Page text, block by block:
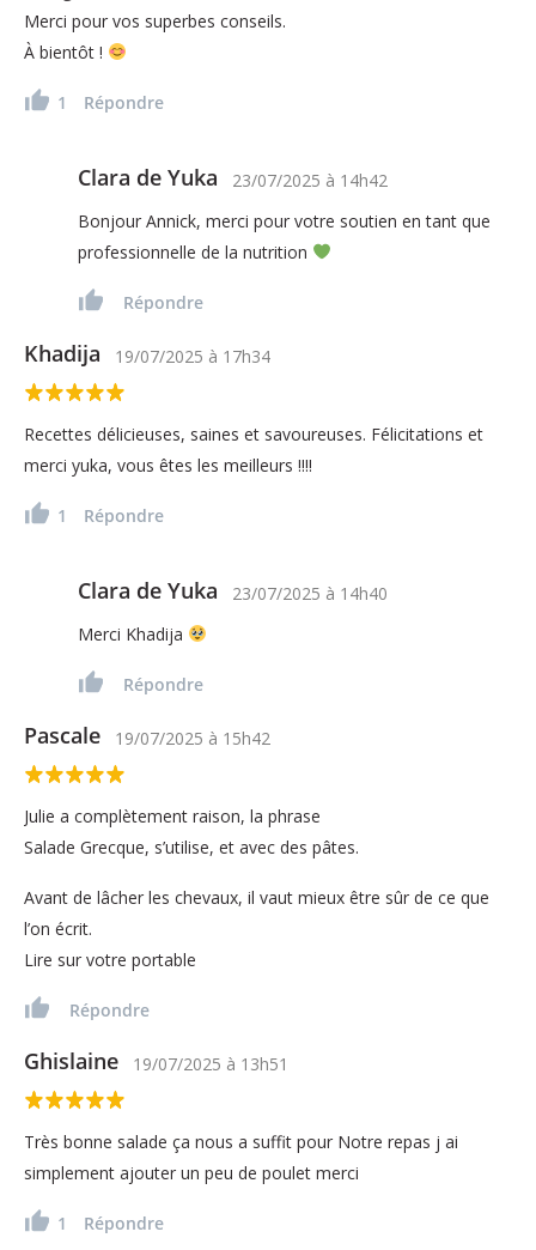
Merci pour vos superbes conseils.
À bientôt !
1 Répondre
Clara de Yuka 23/07/2025 à 14h42
Bonjour Annick, merci pour votre soutien en tant que
professionnelle de la nutrition
Répondre
Khadija 19/07/2025 à 17h34
Recettes délicieuses, saines et savoureuses. Félicitations et
merci yuka, vous êtes les meilleurs !!!!
1 Répondre
Clara de Yuka 23/07/2025 à 14h40
Merci Khadija
Répondre
Pascale 19/07/2025 à 15h42
Julie a complètement raison, la phrase
Salade Grecque, s’utilise, et avec des pâtes.
Avant de lâcher les chevaux, il vaut mieux être sûr de ce que
l’on écrit.
Lire sur votre portable
Répondre
Ghislaine 19/07/2025 à 13h51
Très bonne salade ça nous a suffit pour Notre repas j ai
simplement ajouter un peu de poulet merci
1 Répondre